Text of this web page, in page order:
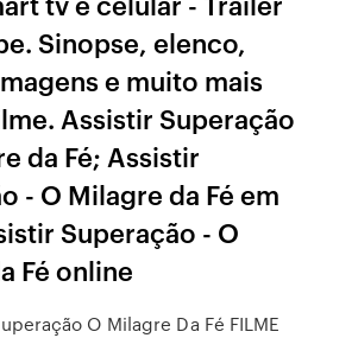
Sinopse, elenco,
e muito mais
Assistir Superação
da Fé; Assistir
- O Milagre da Fé em
Superação - O
Fé online
O Milagre Da Fé FILME